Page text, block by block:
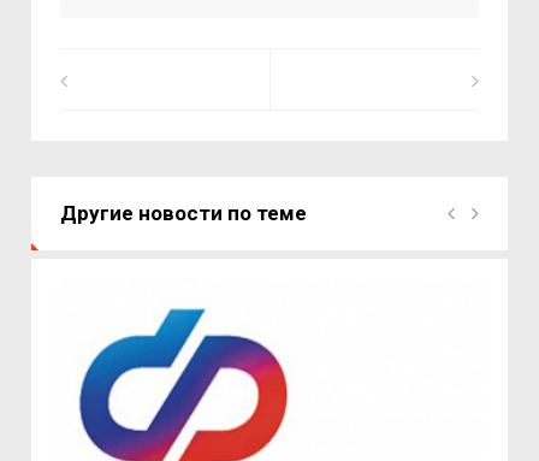
Другие новости по теме